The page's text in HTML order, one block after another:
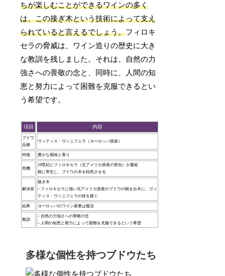
ちが楽しむことができるワインの多く
は、この接ぎ木という技術によって支え
られていると言えるでしょう。フィロキ
セラの脅威は、ワイン造りの歴史に大き
な教訓を残しました。それは、自然の力
強さへの畏敬の念と、同時に、人間の知
恵と努力によって困難を克服できるとい
う希望です。
項目 内容
ブドウ
品種
ヴィティス・ヴィニフェラ（ヨーロッパ原産）
特徴 豊かな風味と香り
危機
19世紀にフィロキセラ（北アメリカ原産の害虫）が蔓延
根に寄生し、ブドウの木を枯死させる
解決策
接ぎ木
– フィロキセラに強い北アメリカ原産のブドウの根を台木に、ヴィ
ティス・ヴィニフェラの枝を接ぐ
結果 ヨーロッパのワイン産業は復活
教訓
– 自然の力強さへの畏敬の念
– 人間の知恵と努力によって困難を克服できるという希望
多様な個性を持つブドウたち